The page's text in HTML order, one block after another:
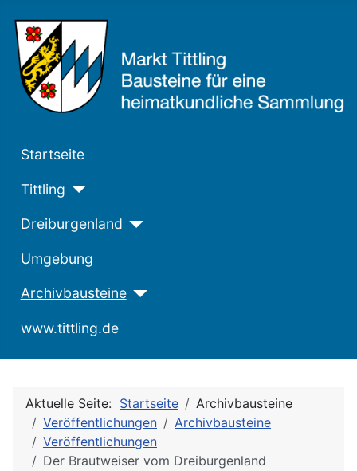
Startseite
Tittling
Dreiburgenland
Umgebung
Archivbausteine
www.tittling.de
Aktuelle Seite: Startseite
Archivbausteine
Veröffentlichungen
Archivbausteine
Veröffentlichungen
Der Brautweiser vom Dreiburgenland